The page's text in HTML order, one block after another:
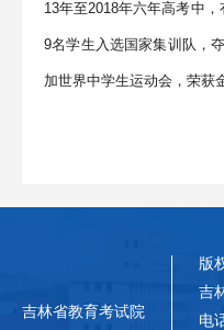
13年至2018年六年高考中
9名学生入选国家集训队，
加世界中学生运动会，荣获
吉林省教育考试院
版
吉
电